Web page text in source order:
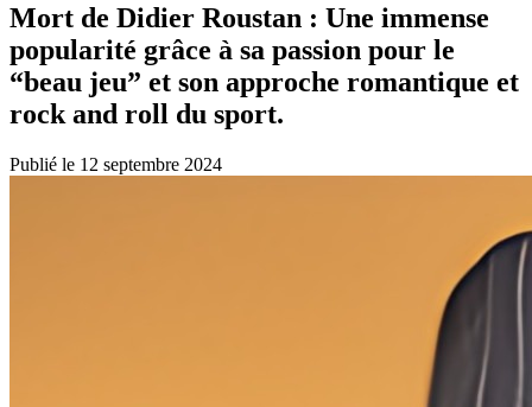
Mort de Didier Roustan : Une immense
popularité grâce à sa passion pour le
“beau jeu” et son approche romantique et
rock and roll du sport.
Publié le 12 septembre 2024